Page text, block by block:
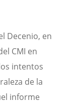
Decenio, en
CMI en
intentos
de la
informe